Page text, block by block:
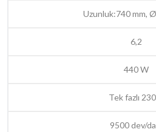
Uzunluk:740 mm,
6,2
440 W
Tek fazlı
9500 dev/